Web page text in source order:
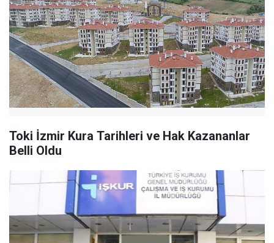
Toki İzmir Kura Tarihleri ve Hak Kazananlar
Belli Oldu